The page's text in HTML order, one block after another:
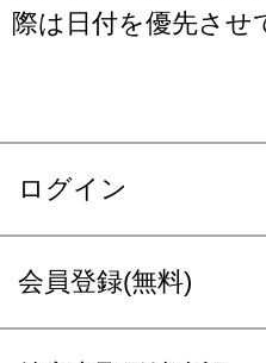
際は日付を優先させ
ログイン
会員登録(無料)